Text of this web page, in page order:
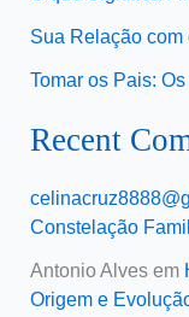
Sua Relação
Tomar os Pais:
Recent
Constelação
Antonio Alvesem
Origem e